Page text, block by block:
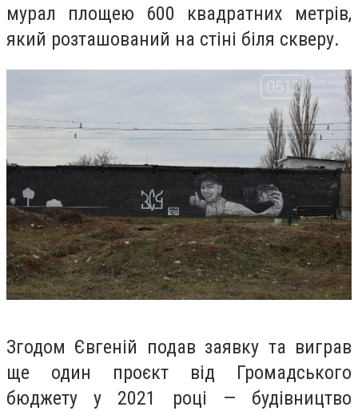
мурал площею 600 квадратних метрів,
який розташований на стіні біля скверу.
Згодом Євгеній подав заявку та виграв
ще один проєкт від Громадського
бюджету у 2021 році — будівництво